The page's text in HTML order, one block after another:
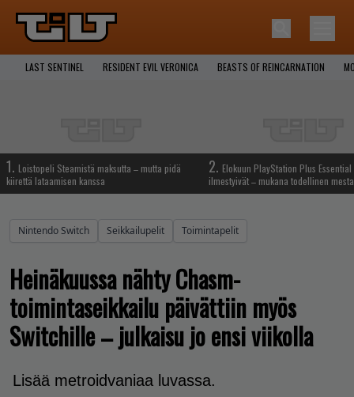
LAST SENTINEL RESIDENT EVIL VERONICA BEASTS OF REINCARNATION
1. Loistopeli Steamistä maksutta – mutta pidä
kiirettä lataamisen kanssa
2. Elokuun PlayStation Plus
ilmestyivät – mukana todellinen
Nintendo Switch Seikkailupelit Toimintapelit
Heinäkuussa nähty Chasm-
toimintaseikkailu päivättiin myös
Switchille – julkaisu jo ensi viikolla
Lisää metroidvaniaa luvassa.